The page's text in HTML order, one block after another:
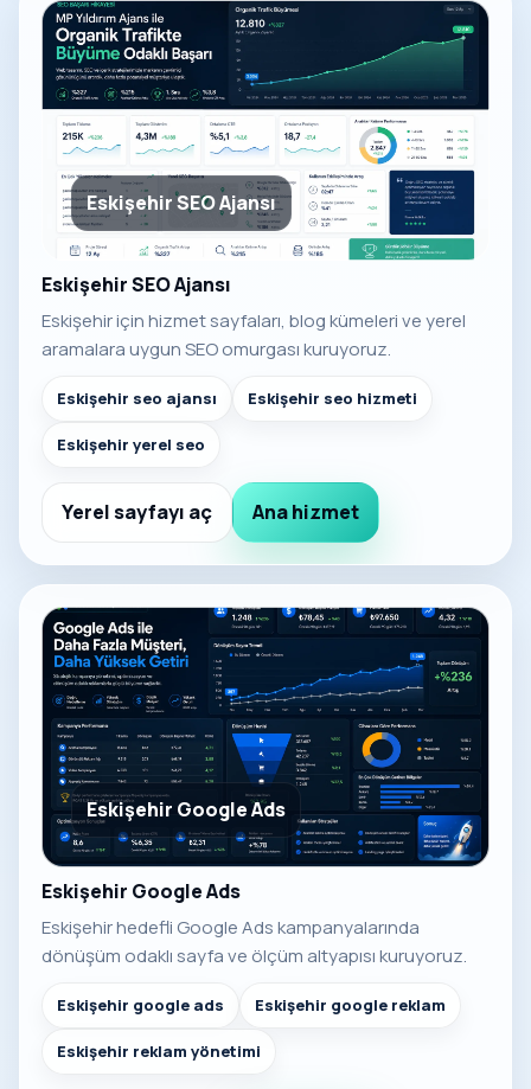
Eskişehir SEO Ajansı
Eskişehir SEO Ajansı
Eskişehir için hizmet sayfaları, blog kümeleri ve yerel
aramalara uygun SEO omurgası kuruyoruz.
Eskişehir seo ajansı Eskişehir seo hizmeti
Eskişehir yerel seo
Yerel sayfayı aç Ana hizmet
Eskişehir Google Ads
Eskişehir Google Ads
Eskişehir hedefli Google Ads kampanyalarında
dönüşüm odaklı sayfa ve ölçüm altyapısı kuruyoruz.
Eskişehir google ads Eskişehir google reklam
Eskişehir reklam yönetimi